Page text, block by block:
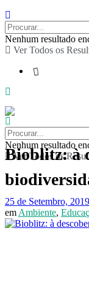
Nenhum resultado
Ver Todos os
Nenhum resultado
Ver Todos os
Bioblitz: à
25 de Setembro, 2019
em Ambiente,